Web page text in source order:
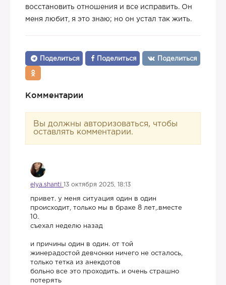
восстановить отношения и все исправить. Он
меня любит, я это знаю; но он устал так жить.
Поделиться Поделиться Поделиться
Комментарии
Вы должны авторизоваться, чтобы
оставлять комментарии.
elya.shanti 13 октября 2025, 18:13
привет. у меня ситуация один в один
происходит, только мы в браке 8 лет,.вместе
10.
съехал неделю назад
и причины один в один. от той
жинерадостой девчонки ничего не осталось,
только тетка из анекдотов
больно все это проходить. и очень страшно
потерять